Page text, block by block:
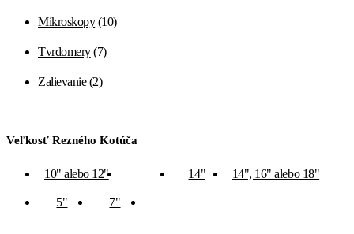
Mikroskopy (10)
Tvrdomery (7)
Zalievanie (2)
Veľkosť Rezného Kotúča
10" alebo 12" 14" 14", 16" alebo 18"
5" 7"